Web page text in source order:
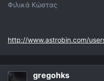
Φιλικά Κώστας
http://www.astrobin.com/
gregohks